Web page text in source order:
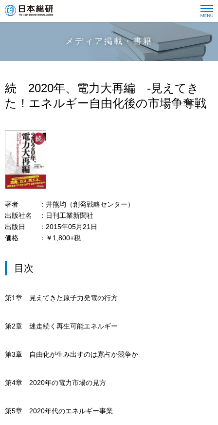
メディア掲載・書籍
続 2020年、電力大再編 -見えてき
た！エネルギー自由化後の市場争奪戦
著者
井熊均（創発戦略センター）
出版社名
日刊工業新聞社
出版日
2015年05月21日
価格
￥1,800+税
目次
第1章 見えてきた原子力発電の行方
第2章 迷走続く再生可能エネルギー
第3章 自由化が生み出すのは寡占か競争か
第4章 2020年の電力市場の見方
第5章 2020年代のエネルギー事業